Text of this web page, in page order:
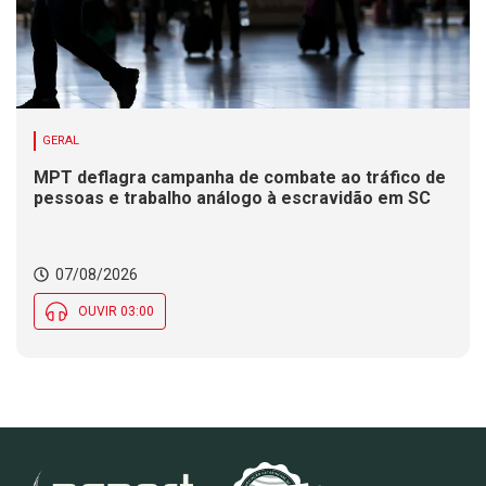
GERAL
MPT deflagra campanha de combate ao tráfico de
pessoas e trabalho análogo à escravidão em SC
07/08/2026
OUVIR 03:00